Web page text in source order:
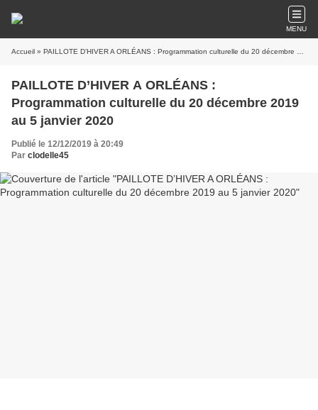
MENU
Accueil » PAILLOTE D’HIVER A ORLÉANS : Programmation culturelle du 20 décembre 2019 au 5 janvier 2020
PAILLOTE D’HIVER A ORLÉANS :
Programmation culturelle du 20 décembre 2019
au 5 janvier 2020
Publié le 12/12/2019 à 20:49
Par clodelle45